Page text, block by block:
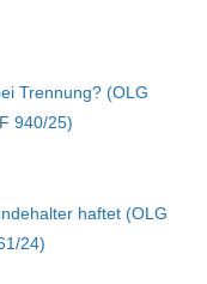
Trennung? (OLG
940/25)
haftet (OLG
24)